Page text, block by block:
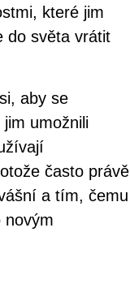
které jim
do světa vrátit
aby se
umožnili
často právě
a tím, čemu
novým